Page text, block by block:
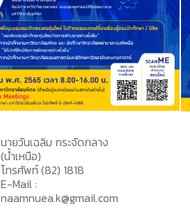
นายวันเฉลิม กระจัดกลาง
(น้ำเหนือ)
โทรศัพท์ (82) 1818
E-Mail :
naamnuea.k@gmail.com